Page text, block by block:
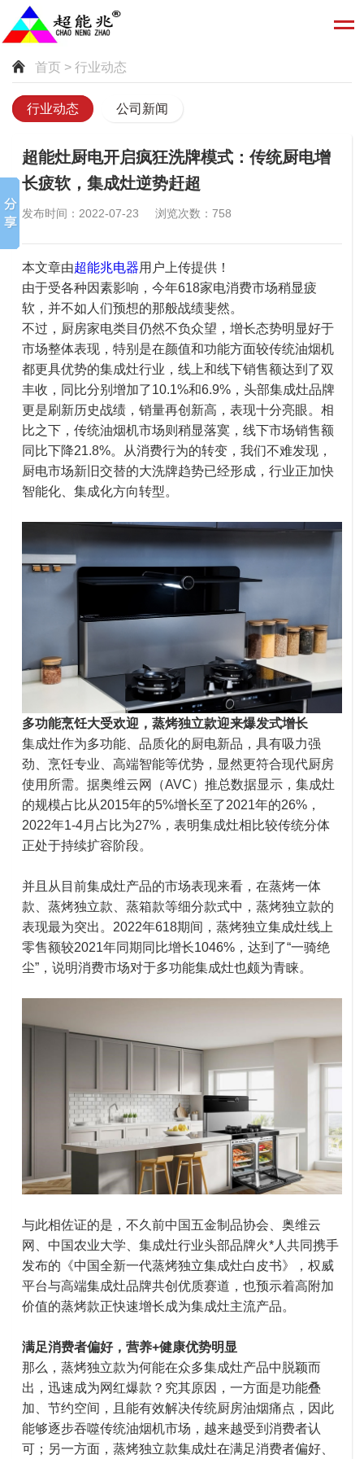
首页 > 行业动态
行业动态 公司新闻
超能灶厨电开启疯狂洗牌模式：传统厨电增
长疲软，集成灶逆势赶超
发布时间：2022-07-23 浏览次数：758
本文章由超能兆电器用户上传提供！
由于受各种因素影响，今年618家电消费市场稍显疲
软，并不如人们预想的那般战绩斐然。
不过，厨房家电类目仍然不负众望，增长态势明显好于
市场整体表现，特别是在颜值和功能方面较传统油烟机
都更具优势的集成灶行业，线上和线下销售额达到了双
丰收，同比分别增加了10.1%和6.9%，头部集成灶品牌
更是刷新历史战绩，销量再创新高，表现十分亮眼。相
比之下，传统油烟机市场则稍显落寞，线下市场销售额
同比下降21.8%。从消费行为的转变，我们不难发现，
厨电市场新旧交替的大洗牌趋势已经形成，行业正加快
智能化、集成化方向转型。
多功能烹饪大受欢迎，蒸烤独立款迎来爆发式增长
集成灶作为多功能、品质化的厨电新品，具有吸力强
劲、烹饪专业、高端智能等优势，显然更符合现代厨房
使用所需。据奥维云网（AVC）推总数据显示，集成灶
的规模占比从2015年的5%增长至了2021年的26%，
2022年1-4月占比为27%，表明集成灶相比较传统分体
正处于持续扩容阶段。
并且从目前集成灶产品的市场表现来看，在蒸烤一体
款、蒸烤独立款、蒸箱款等细分款式中，蒸烤独立款的
表现最为突出。2022年618期间，蒸烤独立集成灶线上
零售额较2021年同期同比增长1046%，达到了“一骑绝
尘”，说明消费市场对于多功能集成灶也颇为青睐。
与此相佐证的是，不久前中国五金制品协会、奥维云
网、中国农业大学、集成灶行业头部品牌火*人共同携手
发布的《中国全新一代蒸烤独立集成灶白皮书》，权威
平台与高端集成灶品牌共创优质赛道，也预示着高附加
价值的蒸烤款正快速增长成为集成灶主流产品。
满足消费者偏好，营养+健康优势明显
那么，蒸烤独立款为何能在众多集成灶产品中脱颖而
出，迅速成为网红爆款？究其原因，一方面是功能叠
加、节约空间，且能有效解决传统厨房油烟痛点，因此
能够逐步吞噬传统油烟机市场，越来越受到消费者认
可；另一方面，蒸烤独立款集成灶在满足消费者偏好、